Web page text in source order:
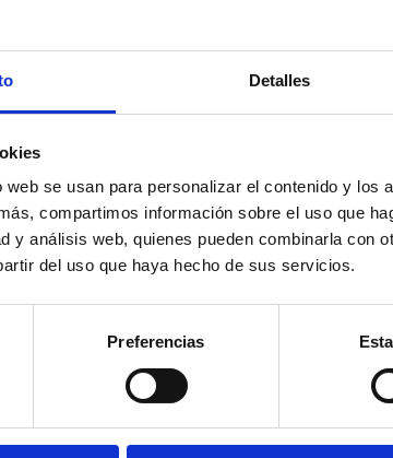
Detalles
se usan para personalizar el contenido y los
compartimos información sobre el uso que
y análisis web, quienes pueden combinarla con
del uso que haya hecho de sus servicios.
Preferencias
Artichoke and Orange
Gastronomic Festival